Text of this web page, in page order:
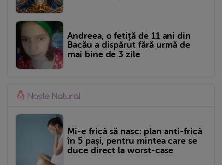
Andreea, o fetiță de 11 ani din
Bacău a dispărut fără urmă de
mai bine de 3 zile
Mi-e frică să nasc: plan anti-frică
în 5 pași, pentru mintea care se
duce direct la worst-case